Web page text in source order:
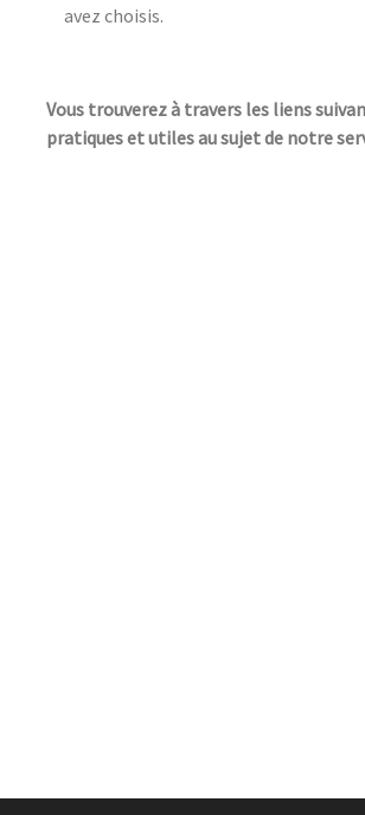
avez choisis.
Vous trouverez à travers les liens
pratiques et utiles au sujet de notre